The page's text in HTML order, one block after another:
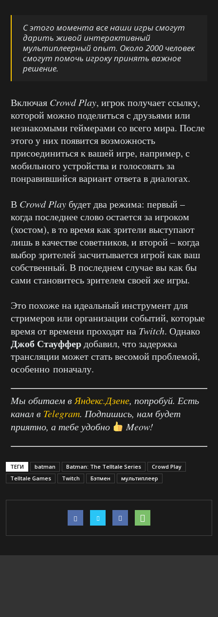
С этого момента все наши игры смогут
дарить живой интерактивный
мультиплеерный опыт. Около 2000 человек
смогут помочь игроку принять важное
решение.
Включая Crowd Play, игрок получает ссылку,
которой можно поделиться с друзьями или
незнакомыми геймерами со всего мира. После
этого у них появится возможность
присоединиться к вашей игре, например, с
мобильного устройства и голосовать за
понравившийся вариант ответа в диалогах.
В Crowd Play будет два режима: первый –
когда последнее слово остается за игроком
(хостом), в то время как зрители выступают
лишь в качестве советников, и второй – когда
выбор зрителей засчитывается игрой как ваш
собственный. В последнем случае вы как бы
сами становитесь зрителем своей же игры.
Это похоже на идеальный инструмент для
стримеров или организации событий, которые
время от времени проходят на Twitch. Однако
Джоб Стауффердобавил, что задержка
трансляции может стать весомой проблемой,
особенно поначалу.
Мы обитаем в Яндекс.Дзене, попробуй. Есть
канал в Telegram. Подпишись, нам будет
приятно, а тебе удобно
Meow!
ТЕГИ batman Batman: The Telltale Series
Crowd Play
Telltale Games
Twitch Бэтмен мультиплеер